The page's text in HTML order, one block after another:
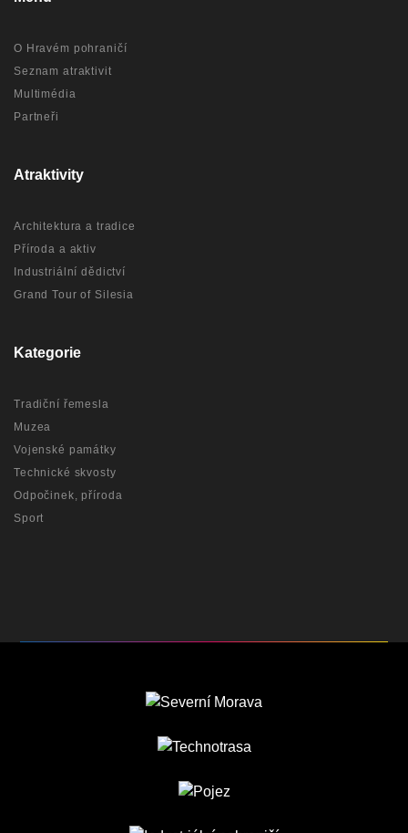
O Hravém pohraničí
Seznam atraktivit
Multimédia
Partneři
Atraktivity
Architektura a tradice
Příroda a aktiv
Industriální dědictví
Grand Tour of Silesia
Kategorie
Tradiční řemesla
Muzea
Vojenské památky
Technické skvosty
Odpočinek, příroda
Sport